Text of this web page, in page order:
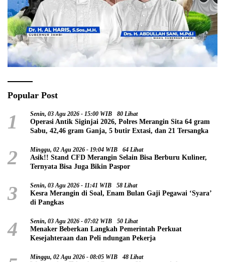
Popular Post
1 Senin, 03 Agu 2026 - 15:00 WIB 80 Lihat
Operasi Antik Siginjai 2026, Polres Merangin Sita 64 gram
Sabu, 42,46 gram Ganja, 5 butir Extasi, dan 21 Tersangka
2 Minggu, 02 Agu 2026 - 19:04 WIB 64 Lihat
Asik!! Stand CFD Merangin Selain Bisa Berburu Kuliner,
Ternyata Bisa Juga Bikin Paspor
3 Senin, 03 Agu 2026 - 11:41 WIB 58 Lihat
Kesra Merangin di Soal, Enam Bulan Gaji Pegawai ‘Syara’
di Pangkas
4 Senin, 03 Agu 2026 - 07:02 WIB 50 Lihat
Menaker Beberkan Langkah Pemerintah Perkuat
Kesejahteraan dan Peli ndungan Pekerja
Minggu, 02 Agu 2026 - 08:05 WIB 48 Lihat